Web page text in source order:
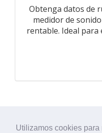
Utilizamos cookies para
Obtenga datos de
medidor de
rentable. Ideal para